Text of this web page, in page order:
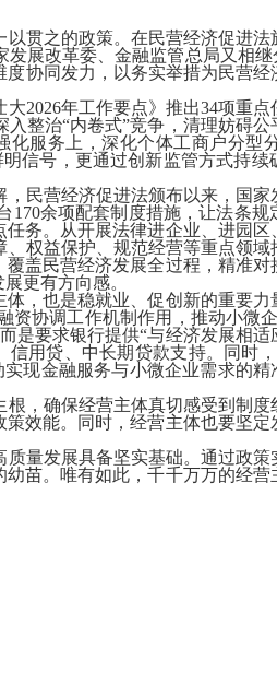
贯之的政策。在民营经济促进法
展改革委、金融监管总局又相
协同发力，以务实举措为民营
年工作要点》推出34项重点
整治“内卷式”竞争，清理妨碍
服务上，深化个体工商户分型
信号，更通过创新监管方式持
营经济促进法颁布以来，国家
余项配套制度措施，让法条
务。从开展法律进企业、进园
权益保护、规范经营等重点领
盖民营经济发展全过程，精准
更有方向感。
也是稳就业、促创新的重要力
协调工作机制作用，推动小微
是要求银行提供“与经济发展相
用贷、中长期贷款支持。同时
现金融服务与小微企业需求的精
确保经营主体真切感受到制度
效能。同时，经营主体也要坚定
量发展具备坚实基础。通过政策
苗。唯有如此，千千万万的经